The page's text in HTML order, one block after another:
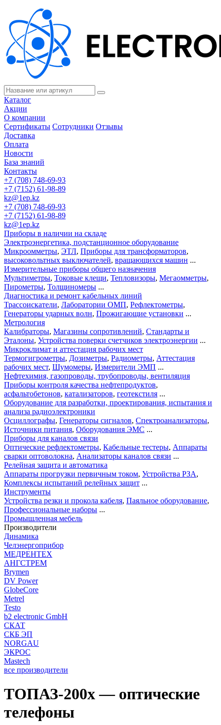
Каталог
Акции
О компании
Сертификаты Сотрудники Отзывы
Доставка
Оплата
Новости
База знаний
Контакты
+7 (708) 748-69-93
+7 (7152) 61-98-89
kz@1ep.kz
+7 (708) 748-69-93
+7 (7152) 61-98-89
kz@1ep.kz
Приборы в наличии на складе
Электроэнергетика, подстанционное оборудование
Микроомметры, ЭТЛ, Приборы для трансформаторов,
высоковольтных выключателей, вращающихся машин ...
Измерительные приборы общего назначения
Мультиметры, Токовые клещи, Тепловизоры, Мегаомметры,
Пирометры, Толщиномеры ...
Диагностика и ремонт кабельных линий
Трассоискатели, Лаборатории ОМП, Рефлектометры,
Генераторы ударных волн, Прожигающие установки ...
Метрология
Калибраторы, Магазины сопротивлений, Стандарты и
Эталоны, Устройства поверки счетчиков электроэнергии ...
Микроклимат и аттестация рабочих мест
Термогигрометры, Дозиметры, Радиометры, Аттестация
рабочих мест, Шумомеры, Измерители ЭМП ...
Нефтехимия, газопроводы, трубопроводы, вентиляция
Приборы контроля качества нефтепродуктов,
асфальтобетонов, катализаторов, геотекстиля ...
Оборудование для разработки, проектирования, испытания и
анализа радиоэлектроники
Осциллографы, Генераторы сигналов, Спектроанализаторы,
Источники питания, Оборудования ЭМС ...
Приборы для каналов связи
Оптические рефлектометры, Кабельные тестеры, Аппараты
сварки оптоволокна, Анализаторы каналов связи ...
Релейная защита и автоматика
Аппараты прогрузки первичным током, Устройства РЗА,
Комплексы испытаний релейных защит ...
Инструменты
Устройства резки и прокола кабеля, Паяльное оборудование,
Профессиональные наборы ...
Промышленная мебель
Производители
Динамика
Челэнергоприбор
МЕДРЕНТЕХ
АНГСТРЕМ
Brymen
DV Power
GlobeCore
Metrel
Testo
b2 electronic GmbH
СКАТ
СКБ ЭП
NORGAU
ЭКРОС
Mastech
все производители
ТОПАЗ-200х — оптические
телефоны